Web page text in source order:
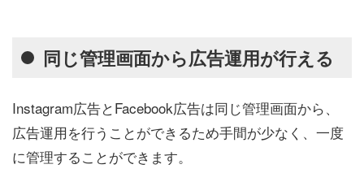
同じ管理画面から広告運用が行える
Instagram広告とFacebook広告は同じ管理画面から、
広告運用を行うことができるため手間が少なく、一度
に管理することができます。